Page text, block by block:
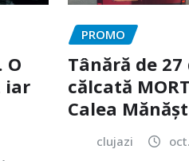
O
iar
PROMO
Tânără de
călcată
Calea
clujazi